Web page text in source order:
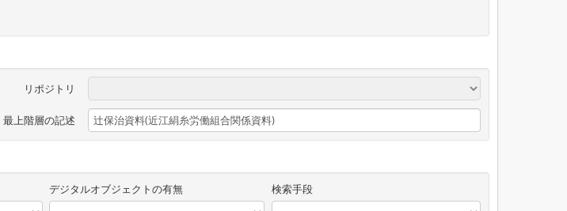
リポジトリ
最上階層の記述
デジタルオブジェクトの有無 検索手段